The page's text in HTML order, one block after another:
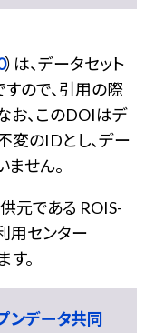
）は、データセット
ので、引用の際
お、このDOIはデ
変のIDとし、デー
せん。
元である ROIS-
用センター
。
ンデータ共同